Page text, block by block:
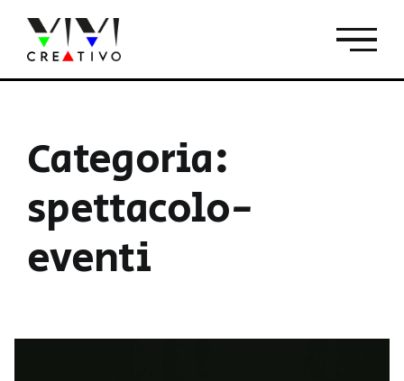
contenuto
Categoria:
spettacolo-
eventi